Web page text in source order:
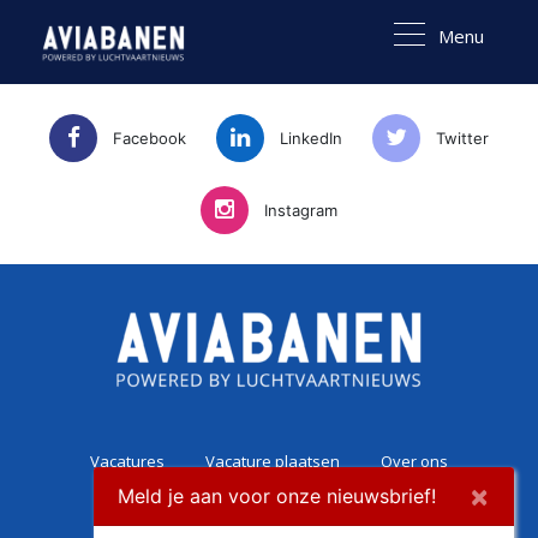
Menu
Facebook LinkedIn Twitter
Instagram
Vacatures Vacature plaatsen
Over ons
Career Experience
Contact
Meld je aan voor onze nieuwsbrief! ×